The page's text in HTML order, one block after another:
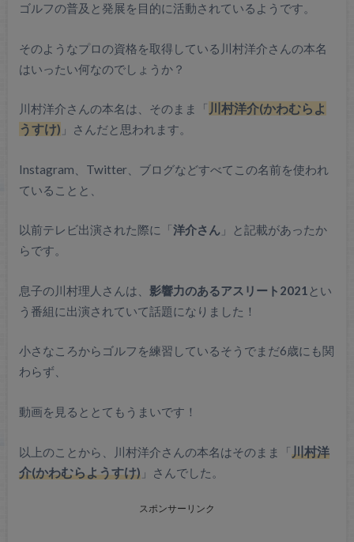
ゴルフの普及と発展を目的に活動されているようです。
そのようなプロの資格を取得している川村洋介さんの本名
はいったい何なのでしょうか？
川村洋介さんの本名は、そのまま「 川村洋介(かわむらよ
うすけ) 」さんだと思われます。
Instagram、Twitter、ブログなどすべてこの名前を使われ
ていることと、
以前テレビ出演された際に「洋介さん」と記載があったか
らです。
息子の川村理人さんは、 影響力のあるアスリート2021とい
う番組に出演されていて話題になりました！
小さなころからゴルフを練習しているそうでまだ6歳にも関
わらず、
動画を見るととてもうまいです！
以上のことから、川村洋介さんの本名はそのまま「川村洋
介(かわむらようすけ)」さんでした。
スポンサーリンク